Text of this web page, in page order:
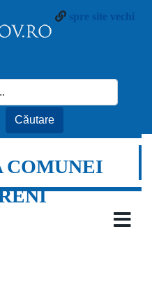
spre site vechi
COMUNEI